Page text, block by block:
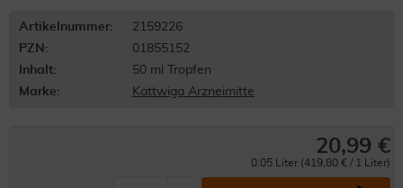
Artikelnummer:
2159226
PZN:
01855152
Inhalt:
50 ml Tropfen
Marke:
Kattwiga Arzneimitte
20,99 €
0.05 Liter (419,80 € / 1 Liter)